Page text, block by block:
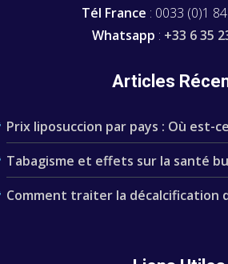
Tél France : 0033 (0)1
Whatsapp : +33 6 35
Articles
Prix liposuccion par pays : Où est-
Tabagisme et effets sur la santé
Comment traiter la décalcification